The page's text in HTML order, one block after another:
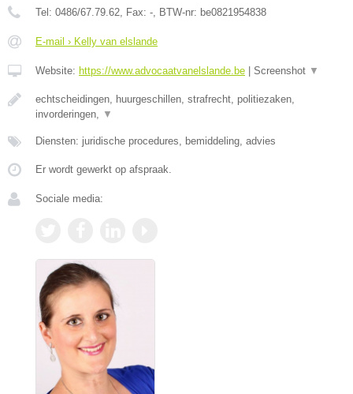
Tel: 0486/67.79.62, Fax: -, BTW-nr: be0821954838
E-mail › Kelly van elslande
Website: https://www.advocaatvanelslande.be Screenshot ▼
echtscheidingen, huurgeschillen, strafrecht, politiezaken,
invorderingen, ▼
Diensten: juridische procedures, bemiddeling, advies
Er wordt gewerkt op afspraak.
Sociale media: